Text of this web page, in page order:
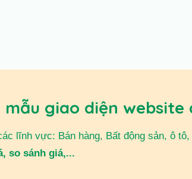
mẫu giao diện website
lĩnh vực: Bán hàng, Bất động sản, ô
so sánh giá,...